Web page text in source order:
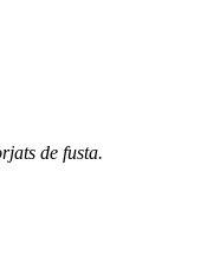
de fusta.